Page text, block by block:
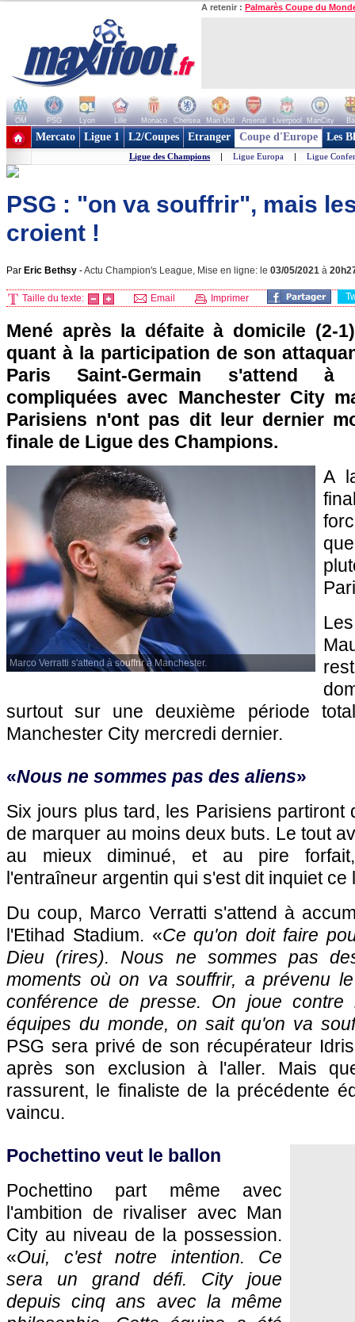
A retenir : Palmarès Coupe du
OM PSG Lyon Lille Monaco Chelsea Man Utd Arsenal Liverpool ManCity
+ de clubs
Mercato Ligue 1 L2/Coupes Etranger Coupe d'Europe Les
Ligue des Champions | Ligue Europa | Ligue
PSG : "on va souffrir", mais
croient !
Par Eric Bethsy -Actu Champion's League, Mise en ligne: le 03/05/2021 à
Taille du texte: Email Imprimer
Mené après la défaite à domicile (2-
quant à la participation de son
Paris Saint-Germain s'attend à
compliquées avec Manchester City
Parisiens n'ont pas dit leur dernier
finale de Ligue des Champions.
Marco Verratti s'attend à souffrir à Manchester.
A
surtout sur une deuxième période
Manchester City mercredi dernier.
«Nous ne sommes pas des aliens»
Six jours plus tard, les Parisiens partiront
de marquer au moins deux buts. Le tout
au mieux diminué, et au pire
l'entraîneur argentin qui s'est dit inquiet ce
Du coup, Marco Verratti s'attend à
l'Etihad Stadium. «Ce qu'on doit faire
Dieu (rires). Nous ne sommes pas
moments où on va souffrir, a prévenu
conférence de presse. On joue contre
équipes du monde, on sait qu'on va
PSG sera privé de son récupérateur
après son exclusion à l'aller. Mais
rassurent, le finaliste de la précédente
vaincu.
Pochettino veut le ballon
Pochettino part même avec
l'ambition de rivaliser avec Man
City au niveau de la possession.
«Oui, c'est notre intention. Ce
sera un grand défi. City joue
depuis cinq ans avec la même